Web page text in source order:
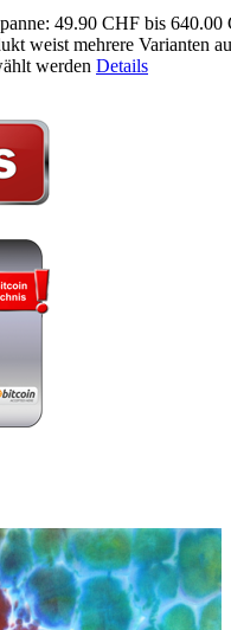
49.90 CHF bis 640.00
weist mehrere Varianten
werden Details